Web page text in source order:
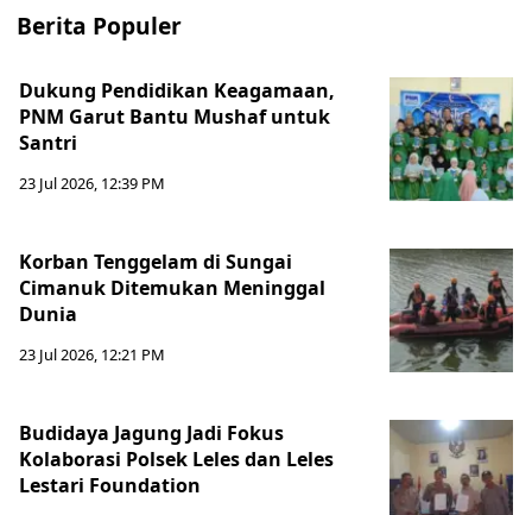
Berita Populer
Dukung Pendidikan Keagamaan,
PNM Garut Bantu Mushaf untuk
Santri
23 Jul 2026, 12:39 PM
Korban Tenggelam di Sungai
Cimanuk Ditemukan Meninggal
Dunia
23 Jul 2026, 12:21 PM
Budidaya Jagung Jadi Fokus
Kolaborasi Polsek Leles dan Leles
Lestari Foundation